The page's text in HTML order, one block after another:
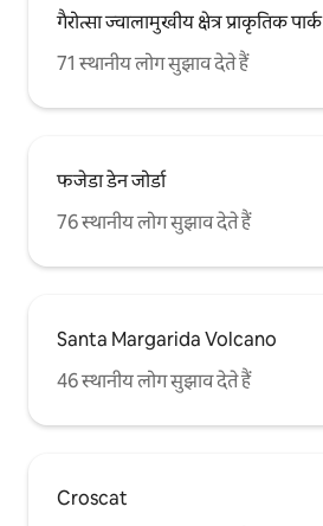
गैरोत्सा ज्वालामुखीय क्षेत्र प्राकृतिक पार्क
71 स्थानीय लोग सुझाव देते हैं
फजेडा डेन जोर्डा
76 स्थानीय लोग सुझाव देते हैं
Santa Margarida Volcano
46 स्थानीय लोग सुझाव देते हैं
Croscat